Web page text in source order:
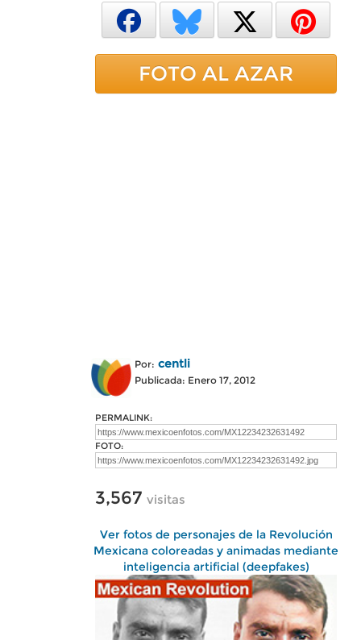
FOTO AL AZAR
Por: centli
Publicada: Enero 17, 2012
PERMALINK:
FOTO:
3,567 visitas
Ver fotos de personajes de la Revolución
Mexicana coloreadas y animadas mediante
inteligencia artificial (deepfakes)